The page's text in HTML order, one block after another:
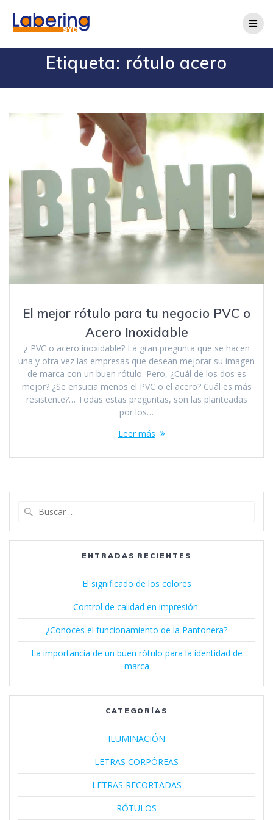
Etiqueta: rótulo acero
El mejor rótulo para tu negocio PVC o
Acero Inoxidable
¿ PVC o acero inoxidable? La gran pregunta que se hacen
una y otra vez las empresas que desean mejorar su imagen
de marca con un buen rótulo. Pero, ¿Cuál de los dos es
mejor? ¿Se ensucia menos el PVC o el acero? Cuál es más
resistente?… Todas estas preguntas, son las planteadas
por los…
Leer más
ENTRADAS RECIENTES
El significado de los colores
Control de calidad en impresión:
¿Conoces el funcionamiento de la Pantonera?
La importancia de un buen rótulo para la identidad de
marca
CATEGORÍAS
ILUMINACIÓN
LETRAS CORPÓREAS
LETRAS RECORTADAS
RÓTULOS